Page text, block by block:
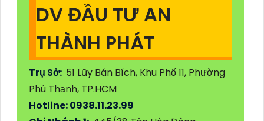
DV ĐẦU TƯ AN
THÀNH PHÁT
Trụ Sở: 51 Lũy Bán Bích, Khu Phố 11, Phường
Phú Thạnh, TP.HCM
Hotline: 0938.11.23.99